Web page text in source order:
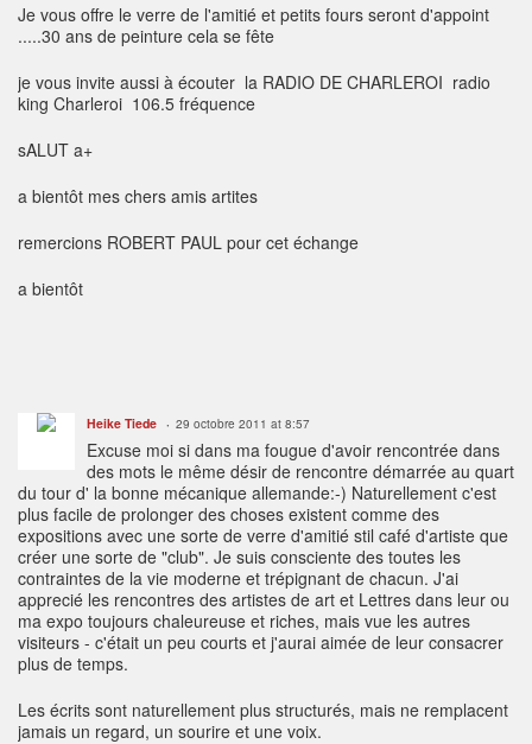
Je vous offre le verre de l'amitié et petits fours seront d'appoint
.....30 ans de peinture cela se fête
je vous invite aussi à écouter la RADIO DE CHARLEROI radio
king Charleroi 106.5 fréquence
sALUT a+
a bientôt mes chers amis artites
remercions ROBERT PAUL pour cet échange
a bientôt
Heike Tiede 29 octobre 2011 at 8:57
Excuse moi si dans ma fougue d'avoir rencontrée dans
des mots le même désir de rencontre démarrée au quart
du tour d' la bonne mécanique allemande:-) Naturellement c'est
plus facile de prolonger des choses existent comme des
expositions avec une sorte de verre d'amitié stil café d'artiste que
créer une sorte de "club". Je suis consciente des toutes les
contraintes de la vie moderne et trépignant de chacun. J'ai
apprecié les rencontres des artistes de art et Lettres dans leur ou
ma expo toujours chaleureuse et riches, mais vue les autres
visiteurs - c'était un peu courts et j'aurai aimée de leur consacrer
plus de temps.
Les écrits sont naturellement plus structurés, mais ne remplacent
jamais un regard, un sourire et une voix.